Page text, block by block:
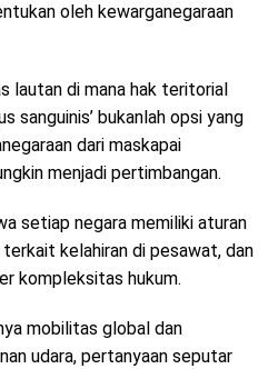
oleh kewarganegaraan
lautan di mana hak teritorial
sanguinis’ bukanlah opsi yang
dari maskapai
menjadi pertimbangan.
setiap negara memiliki aturan
kelahiran di pesawat, dan
kompleksitas hukum.
mobilitas global dan
udara, pertanyaan seputar